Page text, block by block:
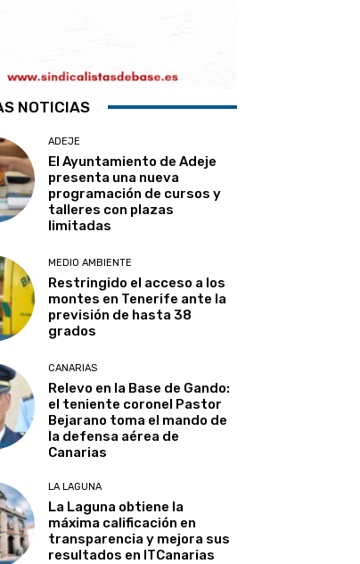
NOTICIAS
ADEJE
El Ayuntamiento de Adeje
presenta una nueva
programación de cursos y
talleres con plazas
limitadas
MEDIO AMBIENTE
Restringido el acceso a los
montes en Tenerife ante la
previsión de hasta 38
grados
CANARIAS
Relevo en la Base de Gando:
el teniente coronel Pastor
Bejarano toma el mando de
la defensa aérea de
Canarias
LA LAGUNA
La Laguna obtiene la
máxima calificación en
transparencia y mejora sus
resultados en ITCanarias